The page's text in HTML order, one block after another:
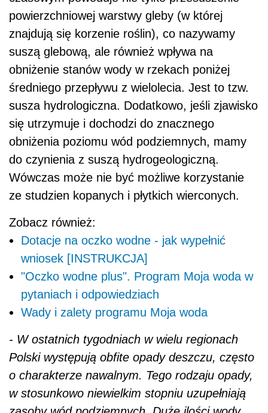
powierzchniowej warstwy gleby (w której
znajdują się korzenie roślin), co nazywamy
suszą glebową, ale również wpływa na
obniżenie stanów wody w rzekach poniżej
średniego przepływu z wielolecia. Jest to tzw.
susza hydrologiczna. Dodatkowo, jeśli zjawisko
się utrzymuje i dochodzi do znacznego
obniżenia poziomu wód podziemnych, mamy
do czynienia z suszą hydrogeologiczną.
Wówczas może nie być możliwe korzystanie
ze studzien kopanych i płytkich wierconych.
Zobacz również:
Dotacje na oczko wodne - jak wypełnić
wniosek [INSTRUKCJA]
"Oczko wodne plus". Program Moja woda w
pytaniach i odpowiedziach
Wady i zalety programu Moja woda
- W ostatnich tygodniach w wielu regionach
Polski występują obfite opady deszczu, często
o charakterze nawalnym. Tego rodzaju opady,
w stosunkowo niewielkim stopniu uzupełniają